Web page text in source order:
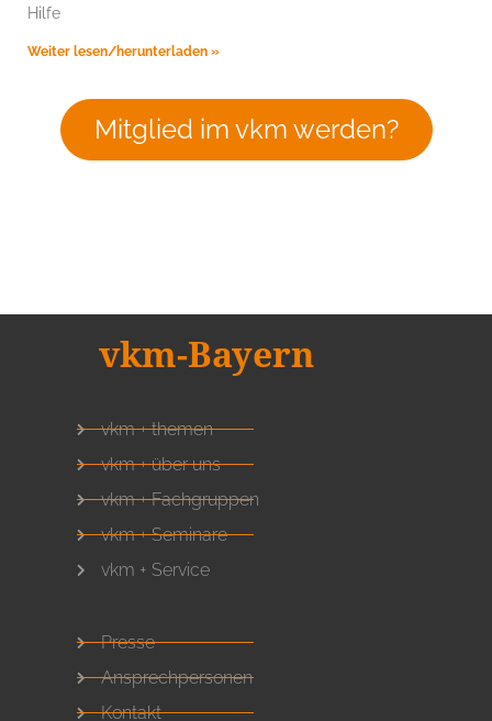
Hilfe
Weiter lesen/herunterladen »
Mitglied im vkm werden?
vkm-Bayern
vkm + themen
vkm + über uns
vkm + Fachgruppen
vkm + Seminare
vkm + Service
Presse
Ansprechpersonen
Kontakt